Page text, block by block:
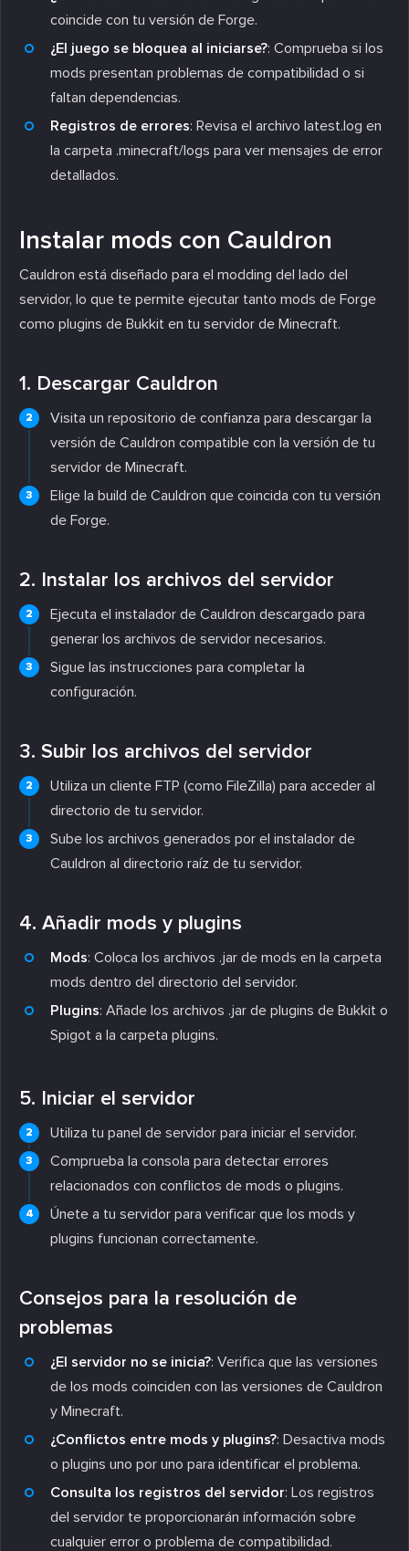
coincide con tu versión de Forge.
¿El juego se bloquea al iniciarse?: Comprueba si los
mods presentan problemas de compatibilidad o si
faltan dependencias.
Registros de errores: Revisa el archivo latest.log en
la carpeta .minecraft/logs para ver mensajes de error
detallados.
Instalar mods con Cauldron
Cauldron está diseñado para el modding del lado del
servidor, lo que te permite ejecutar tanto mods de Forge
como plugins de Bukkit en tu servidor de Minecraft.
1. Descargar Cauldron
Visita un repositorio de confianza para descargar la
versión de Cauldron compatible con la versión de tu
servidor de Minecraft.
Elige la build de Cauldron que coincida con tu versión
de Forge.
2. Instalar los archivos del servidor
Ejecuta el instalador de Cauldron descargado para
generar los archivos de servidor necesarios.
Sigue las instrucciones para completar la
configuración.
3. Subir los archivos del servidor
Utiliza un cliente FTP (como FileZilla) para acceder al
directorio de tu servidor.
Sube los archivos generados por el instalador de
Cauldron al directorio raíz de tu servidor.
4. Añadir mods y plugins
Mods: Coloca los archivos .jar de mods en la carpeta
mods dentro del directorio del servidor.
Plugins: Añade los archivos .jar de plugins de Bukkit o
Spigot a la carpeta plugins.
5. Iniciar el servidor
Utiliza tu panel de servidor para iniciar el servidor.
Comprueba la consola para detectar errores
relacionados con conflictos de mods o plugins.
Únete a tu servidor para verificar que los mods y
plugins funcionan correctamente.
Consejos para la resolución de
problemas
¿El servidor no se inicia?: Verifica que las versiones
de los mods coinciden con las versiones de Cauldron
y Minecraft.
¿Conflictos entre mods y plugins?: Desactiva mods
o plugins uno por uno para identificar el problema.
Consulta los registros del servidor: Los registros
del servidor te proporcionarán información sobre
cualquier error o problema de compatibilidad.